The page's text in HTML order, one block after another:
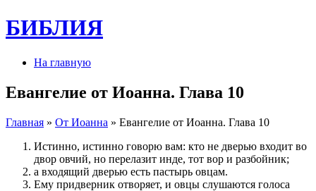
БИБЛИЯ
На главную
Евангелие от Иоанна. Глава 10
Главная » От Иоанна » Евангелие от Иоанна. Глава 10
Истинно, истинно говорю вам: кто не дверью входит во
двор овчий, но перелазит инде, тот вор и разбойник;
а входящий дверью есть пастырь овцам.
Ему придверник отворяет, и овцы слушаются голоса